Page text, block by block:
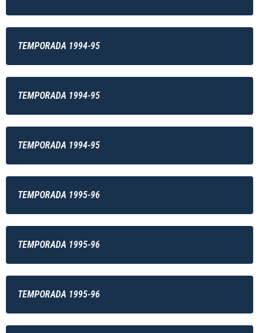
TEMPORADA 1994-95
TEMPORADA 1994-95
TEMPORADA 1994-95
TEMPORADA 1995-96
TEMPORADA 1995-96
TEMPORADA 1995-96